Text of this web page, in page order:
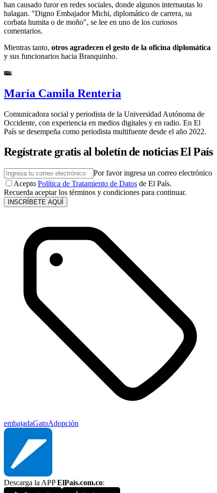
han causado furor en redes sociales, donde algunos internautas lo
halagan. "Digno Embajador Michi, diplomático de carrera, su
corbata humita o de moño", se lee en uno de los curiosos
comentarios.
Mientras tanto, otros agradecen el gesto de la oficina diplomática
y sus funcionarios hacia Branquinho.
María Camila Renteria
Comunicadora social y periodista de la Universidad Autónoma de
Occidente, con experiencia en medios digitales y en radio. En El
País se desempeña como periodista multifuente desde el año 2022.
Regístrate gratis al boletín de noticias El País
Por favor ingresa un correo electrónico
Acepto Política de Tratamiento de Datos de El País.
Recuerda aceptar los términos y condiciones para continuar.
INSCRÍBETE AQUÍ
embajadaGatoAdopción
Descarga la APPElPaís.com.co: